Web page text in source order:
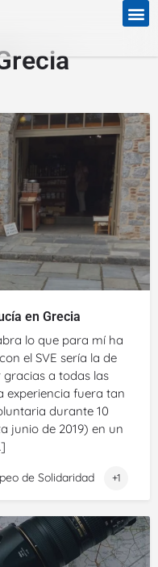
en Grecia
lo que para mí ha
el SVE sería la de
gracias a todas las
experiencia fuera tan
durante 10
junio de 2019) en un
de Solidaridad +1